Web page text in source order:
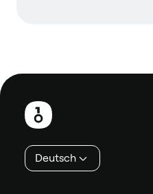
Fußzeile
Deutsch